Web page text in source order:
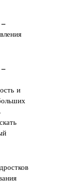
—
—
и